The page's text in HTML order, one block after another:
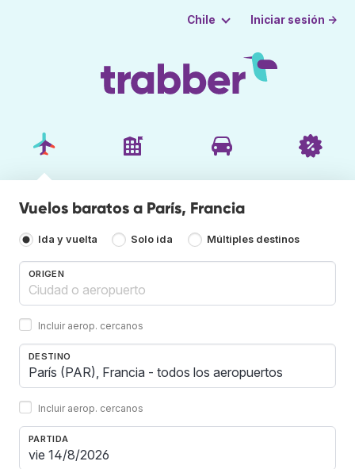
Chile Iniciar sesión →
Vuelos baratos a París, Francia
Ida y vuelta Solo ida Múltiples destinos
ORIGEN
Incluir aerop. cercanos
DESTINO
Incluir aerop. cercanos
PARTIDA